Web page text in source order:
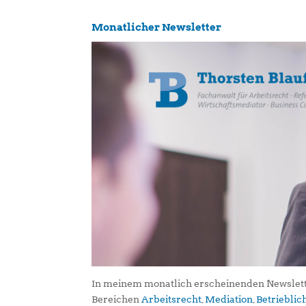
Monatlicher Newsletter
In meinem monatlich erscheinenden
Bereichen Arbeitsrecht Mediation